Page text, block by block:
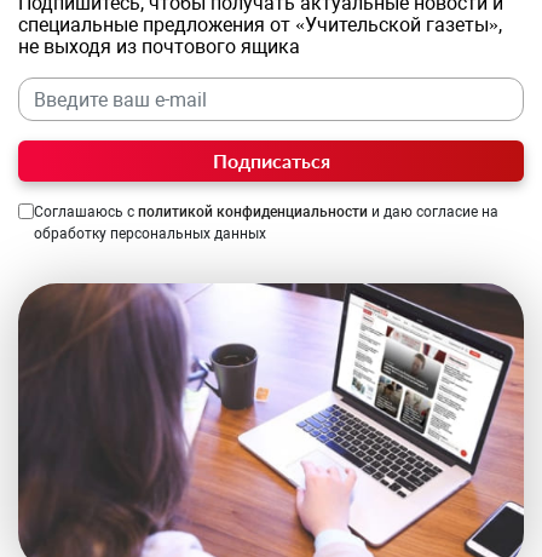
специальные предложения от «Учительской газеты»,
не выходя из почтового ящика
Подписаться
Соглашаюсь с политикой конфиденциальности и даю согласие на
обработку персональных данных